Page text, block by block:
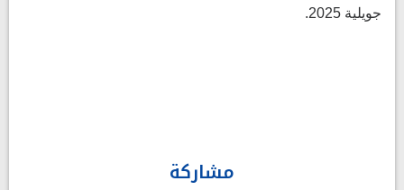
جويلية 2025.
مشاركة